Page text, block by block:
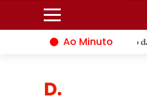
Ao Minuto
inovação do mundo da moda
Despor